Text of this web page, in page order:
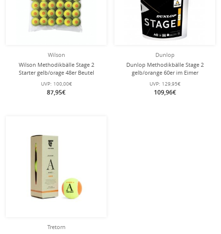
Wilson
Wilson Methodikbälle Stage 2
Starter gelb/orage 48er Beutel
UVP: 100,00€
87,95€
Dunlop
Dunlop Methodikbälle Stage 2
gelb/orange 60er im Eimer
UVP: 129,95€
109,96€
Tretorn